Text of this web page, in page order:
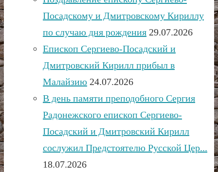
Посадскому и Дмитровскому Кириллу
по случаю дня рождения 29.07.2026
Епископ Сергиево-Посадский и
Дмитровский Кирилл прибыл в
Малайзию 24.07.2026
В день памяти преподобного Сергия
Радонежского епископ Сергиево-
Посадский и Дмитровский Кирилл
сослужил Предстоятелю Русской Цер...
18.07.2026